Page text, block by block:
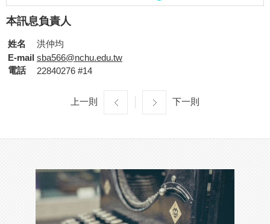
本訊息負責人
姓名
洪仲均
E-mail sba566@nchu.edu.tw
電話
22840276 #14
上一則 下一則